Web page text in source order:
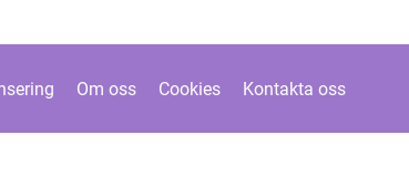
Om oss Cookies Kontakta oss